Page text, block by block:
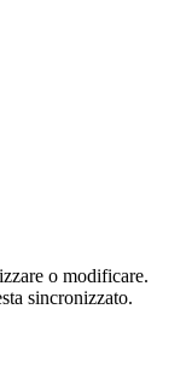
o modificare.
sincronizzato.